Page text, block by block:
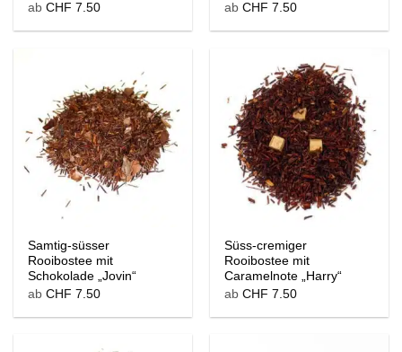
abCHF 7.50 abCHF 7.50
Samtig-süsser
Rooibostee mit
Schokolade „Jovin“
abCHF 7.50
Süss-cremiger
Rooibostee mit
Caramelnote „Harry“
abCHF 7.50